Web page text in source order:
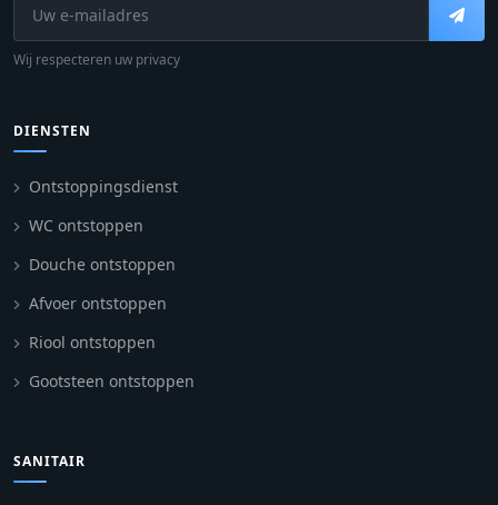
Wij respecteren uw privacy
DIENSTEN
Ontstoppingsdienst
WC ontstoppen
Douche ontstoppen
Afvoer ontstoppen
Riool ontstoppen
Gootsteen ontstoppen
SANITAIR